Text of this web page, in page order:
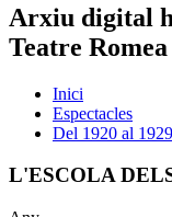
Arxiu digital
Teatre Romea
Inici
Espectacles
Del 1920 al 1929
L'ESCOLA